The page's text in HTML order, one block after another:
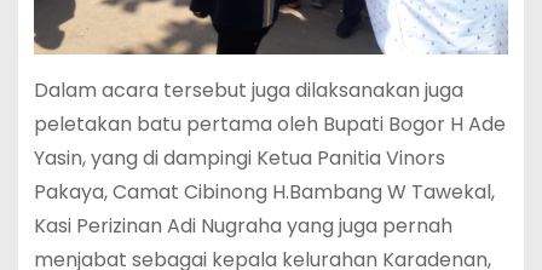
Dalam acara tersebut juga dilaksanakan juga
peletakan batu pertama oleh Bupati Bogor H Ade
Yasin, yang di dampingi Ketua Panitia Vinors
Pakaya, Camat Cibinong H.Bambang W Tawekal,
Kasi Perizinan Adi Nugraha yang juga pernah
menjabat sebagai kepala kelurahan Karadenan,